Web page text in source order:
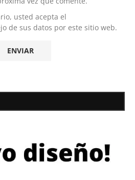
usted acepta el
de sus datos por este sitio web.